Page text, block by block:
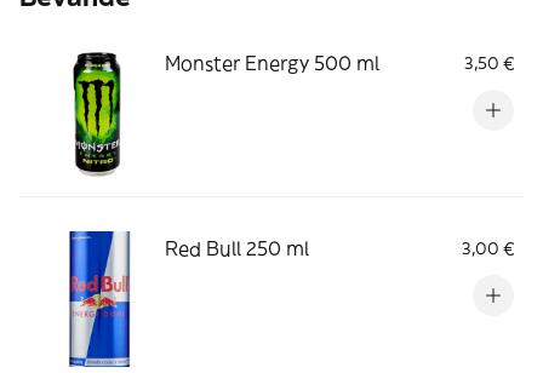
Monster Energy 500 ml 3,50 €
Red Bull 250 ml 3,00 €